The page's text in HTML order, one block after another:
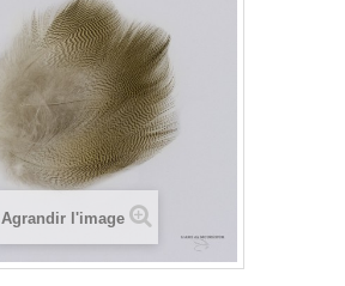
Agrandir l'image